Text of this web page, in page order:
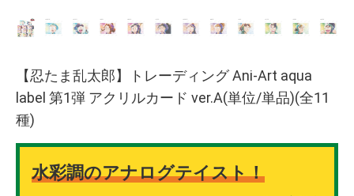
【忍たま乱太郎】トレーディング Ani-Art aqua
label 第1弾 アクリルカード ver.A(単位/単品)(全11
種)
水彩調のアナログテイスト！